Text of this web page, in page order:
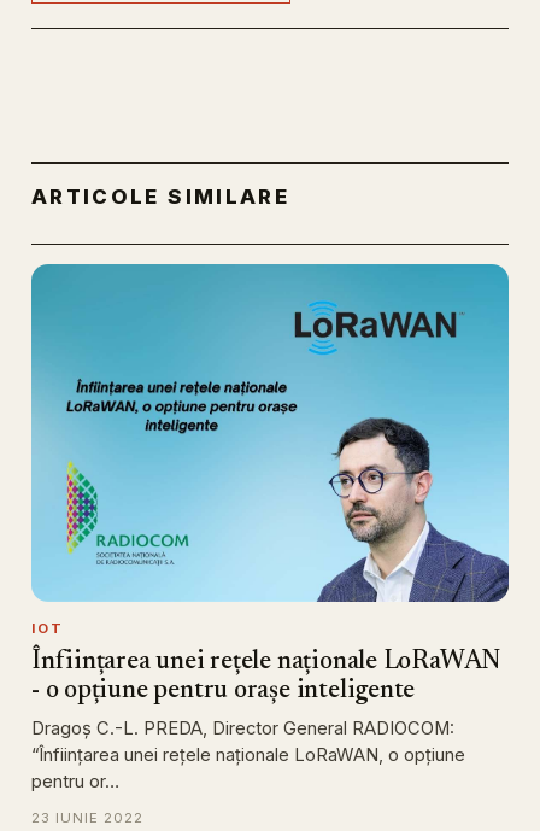
ARTICOLE SIMILARE
IOT
Înființarea unei rețele naționale LoRaWAN
- o opțiune pentru orașe inteligente
Dragoș C.-L. PREDA, Director General RADIOCOM:
“Înființarea unei rețele naționale LoRaWAN, o opțiune
pentru or…
23 IUNIE 2022